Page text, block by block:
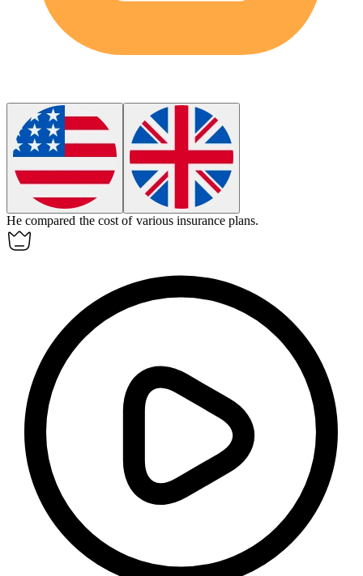
He compared the cost of various insurance plans.